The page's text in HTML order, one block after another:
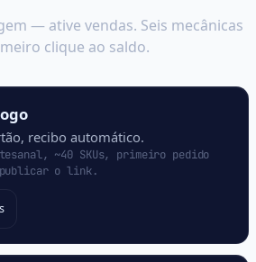
— ative vendas. Seis mecânicas
clique ao saldo.
recibo automático.
~40 SKUs, primeiro pedido
publicar o link.